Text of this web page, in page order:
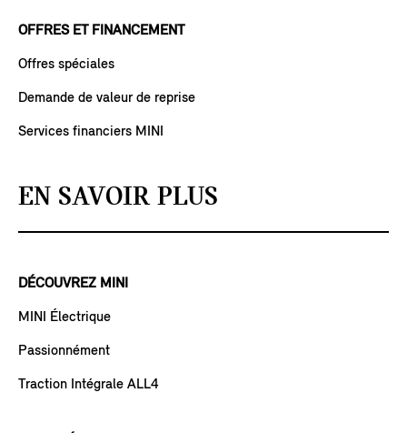
OFFRES ET FINANCEMENT
Offres spéciales
Demande de valeur de reprise
Services financiers MINI
EN SAVOIR PLUS
DÉCOUVREZ MINI
MINI Électrique
Passionnément
Traction Intégrale ALL4